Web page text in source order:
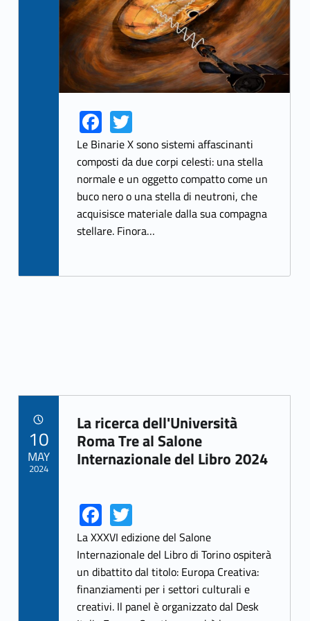
Link identifier share facebook archive #share-link-archive-38136Fa
ce
b
o
o
k
Link identifier share twitter archive #share-link-archive-82600T
w
itt
er
Le Binarie X sono sistemi affascinanti
composti da due corpi celesti: una stella
normale e un oggetto compatto come un
buco nero o una stella di neutroni, che
acquisisce materiale dalla sua compagna
stellare. Finora…
Link identifier archive #link-archive-93199
La ricerca dell'Università
Roma Tre al Salone
Internazionale del Libro 2024
Link identifier share facebook archive #share-link-archive-47346Fa
ce
b
o
o
Link identifier share twitter archive #share-link-archive-28954T
w
itt
er
La XXXVI edizione del Salone
Internazionale del Libro di Torino ospiterà
un dibattito dal titolo: Europa Creativa:
finanziamenti per i settori culturali e
creativi. Il panel è organizzato dal Desk
10
MAY
2024